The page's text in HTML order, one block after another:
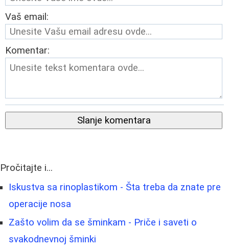
Vaš email:
Komentar:
Slanje komentara
Pročitajte i...
Iskustva sa rinoplastikom - Šta treba da znate pre
operacije nosa
Zašto volim da se šminkam - Priče i saveti o
svakodnevnoj šminki